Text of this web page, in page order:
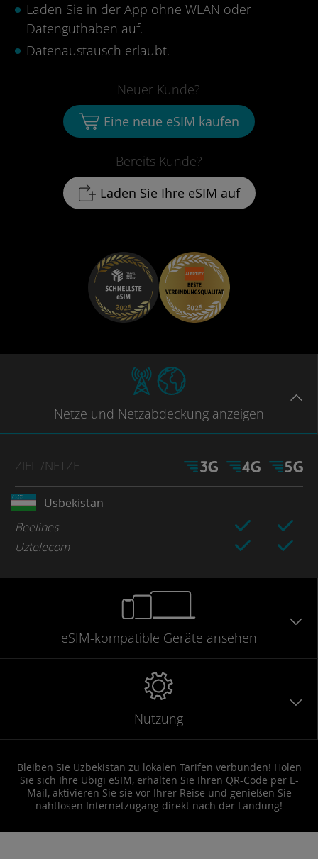
Laden Sie in der App ohne WLAN oder
Datenguthaben auf.
Datenaustausch erlaubt.
Bereits Kunde?
Laden Sie Ihre eSIM auf
Neuer Kunde?
Eine neue eSIM kaufen
Netze und Netzabdeckung anzeigen
ZIEL /NETZE
Usbekistan
Beelines
Uztelecom
eSIM-kompatible Geräte ansehen
Nutzung
Bleiben Sie Uzbekistan zu lokalen Tarifen verbunden! Holen
Sie sich Ihre Ubigi eSIM, erhalten Sie Ihren QR-Code per E-
Mail, aktivieren Sie sie vor Ihrer Reise und genießen Sie
nahtlosen Internetzugang direkt nach der Landung!